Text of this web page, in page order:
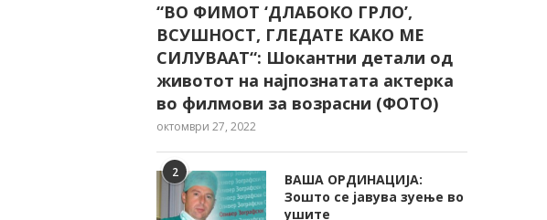
“ВО ФИМОТ ‘ДЛАБОКО ГРЛО’,
ВСУШНОСТ, ГЛЕДАТЕ КАКО МЕ
СИЛУВААТ“: Шокантни детали од
животот на најпознатата актерка
во филмови за возрасни (ФОТО)
октомври 27, 2022
2
ВАША ОРДИНАЦИЈА:
Зошто се јавува зуење во
ушите